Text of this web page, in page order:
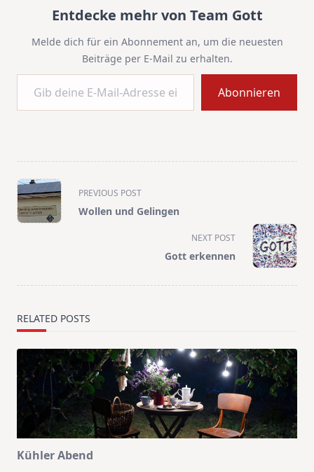
Entdecke mehr von Team Gott
Melde dich für ein Abonnement an, um die neuesten
Beiträge per E-Mail zu erhalten.
Gib deine E-Mail-Adresse ein ...
Abonnieren
<span
class="nav-
subtitle
PREVIOUS POST
Wollen und Gelingen
NEXT POST
Gott erkennen
RELATED POSTS
Kühler Abend